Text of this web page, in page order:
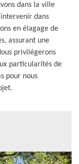
dans la ville
dans
en élagage de
assurant une
privilégerons
particularités de
pour nous